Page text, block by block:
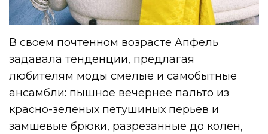
В своем почтенном возрасте Апфель
задавала тенденции, предлагая
любителям моды смелые и самобытные
ансамбли: пышное вечернее пальто из
красно-зеленых петушиных перьев и
замшевые брюки, разрезанные до колен,